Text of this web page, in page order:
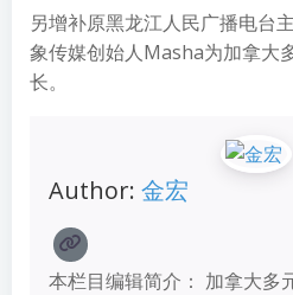
另增补原黑龙江人民广播电台
象传媒创始人Masha为加拿大
长。
Author: 金宏
本栏目编辑简介： 加拿大多